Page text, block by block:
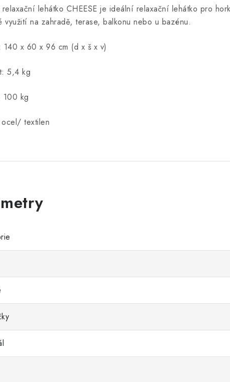
relaxační lehátko CHEESE je ideální relaxační lehátko pro
využití na zahradě, terase, balkonu nebo u bazénu.
140 x 60 x 96 cm (d x š x v)
5,4 kg
100 kg
textilen